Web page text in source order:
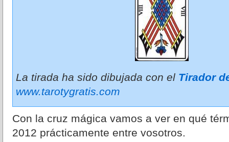
La tirada ha sido dibujada con el Tirador
www.tarotygratis.com
Con la cruz mágica vamos a ver en qué
2012 prácticamente entre vosotros.